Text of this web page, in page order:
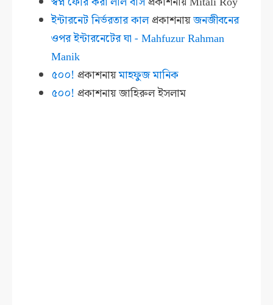
ইন্টারনেট নির্ভরতার কালপ্রকাশনায়জনজীবনের
ওপর ইন্টারনেটের ঘা - Mahfuzur Rahman
Manik
৫০০! প্রকাশনায়মাহফুজ মানিক
৫০০! প্রকাশনায়জাহিরুল ইসলাম